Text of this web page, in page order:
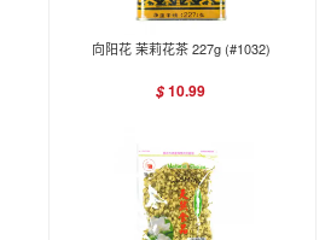
向阳花 茉莉花茶 227g (#1032)
$10.99